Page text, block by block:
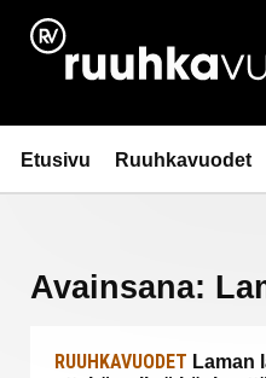
Siirry
sisältöön
Ruuhkavuodet.fi
Etusivu Ruuhkavuodet
Avainsana:
RUUHKAVUODET Laman